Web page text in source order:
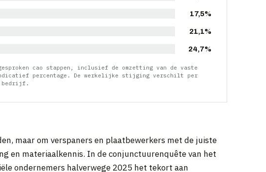
17,5%
21,1%
24,7%
cao stappen, inclusief de omzetting van de vaste
percentage. De werkelijke stijging verschilt per
bedrijf.
maar om verspaners en plaatbewerkers met de juiste
en materiaalkennis. In de conjunctuurenquête van het
ondernemers halverwege 2025 het tekort aan